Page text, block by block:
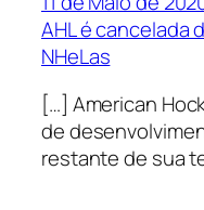
AHL é cancelada
NHeLas
[…] American
de
restante de sua